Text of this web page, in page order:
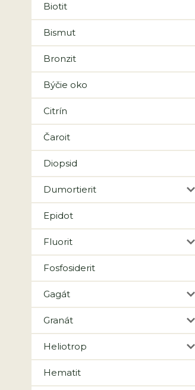
Biotit
Bismut
Bronzit
Býčie oko
Citrín
Čaroit
Diopsid
Dumortierit
Epidot
Fluorit
Fosfosiderit
Gagát
Granát
Heliotrop
Hematit